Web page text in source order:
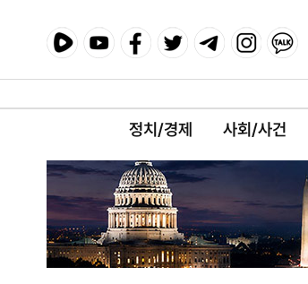
정치/경제 사회/사건